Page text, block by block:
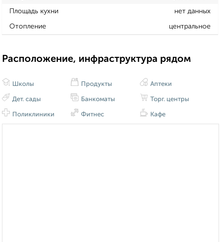
Площадь кухни нет данных
Отопление центральное
Расположение, инфраструктура рядом
Школы
Дет. сады
Поликлиники
Продукты
Банкоматы
Фитнес
Аптеки
Торг. центры
Кафе